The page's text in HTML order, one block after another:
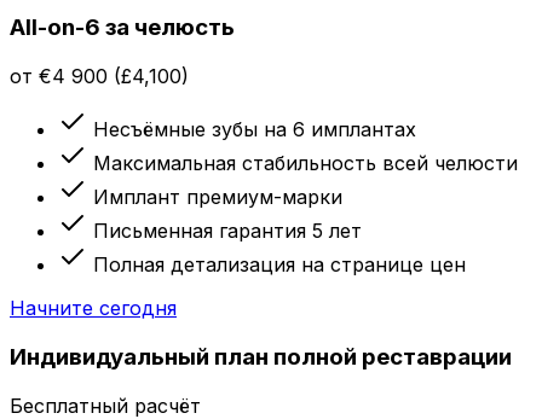
All-on-6 за челюсть
от €4 900 (£4,100)
Несъёмные зубы на 6 имплантах
Максимальная стабильность всей челюсти
Имплант премиум-марки
Письменная гарантия 5 лет
Полная детализация на странице цен
Начните сегодня
Индивидуальный план полной реставрации
Бесплатный расчёт